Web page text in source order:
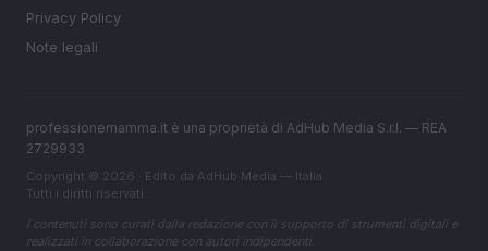
Privacy Policy
Note legali
professionemamma.it è una proprietà di AdHub Media S.r.l. — REA
2729933
Copyright © 2026 · Edito da AdHub Media — Italia
Tutti i diritti riservati
I contenuti sono curati dalla redazione con il supporto di strumenti digitali e
realizzati in collaborazione con autori indipendenti.